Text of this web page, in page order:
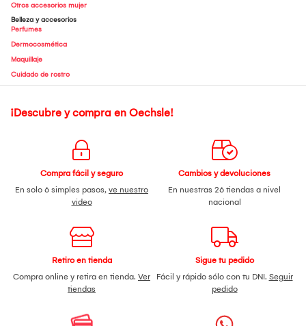
Otros accesorios mujer
Belleza y accesorios
Perfumes
Dermocosmética
Maquillaje
Cuidado de rostro
¡Descubre y compra en Oechsle!
Compra fácil y seguro
En solo 6 simples pasos, ve nuestro
video
Cambios y devoluciones
En nuestras 26 tiendas a nivel
nacional
Retiro en tienda
Compra online y retira en tienda. Ver
tiendas
Sigue tu pedido
Fácil y rápido sólo con tu DNI. Seguir
pedido